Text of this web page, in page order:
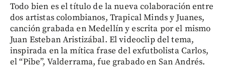
Todo bien es el título de la nueva colaboración entre
dos artistas colombianos, Trapical Minds y Juanes,
canción grabada en Medellín y escrita por el mismo
Juan Esteban Aristizábal. El videoclip del tema,
inspirada en la mítica frase del exfutbolista Carlos,
el “Pibe”, Valderrama, fue grabado en San Andrés.